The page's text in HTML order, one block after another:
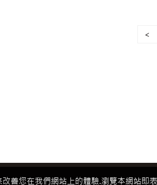
<
善您在我們網站上的體驗.瀏覽本網站即